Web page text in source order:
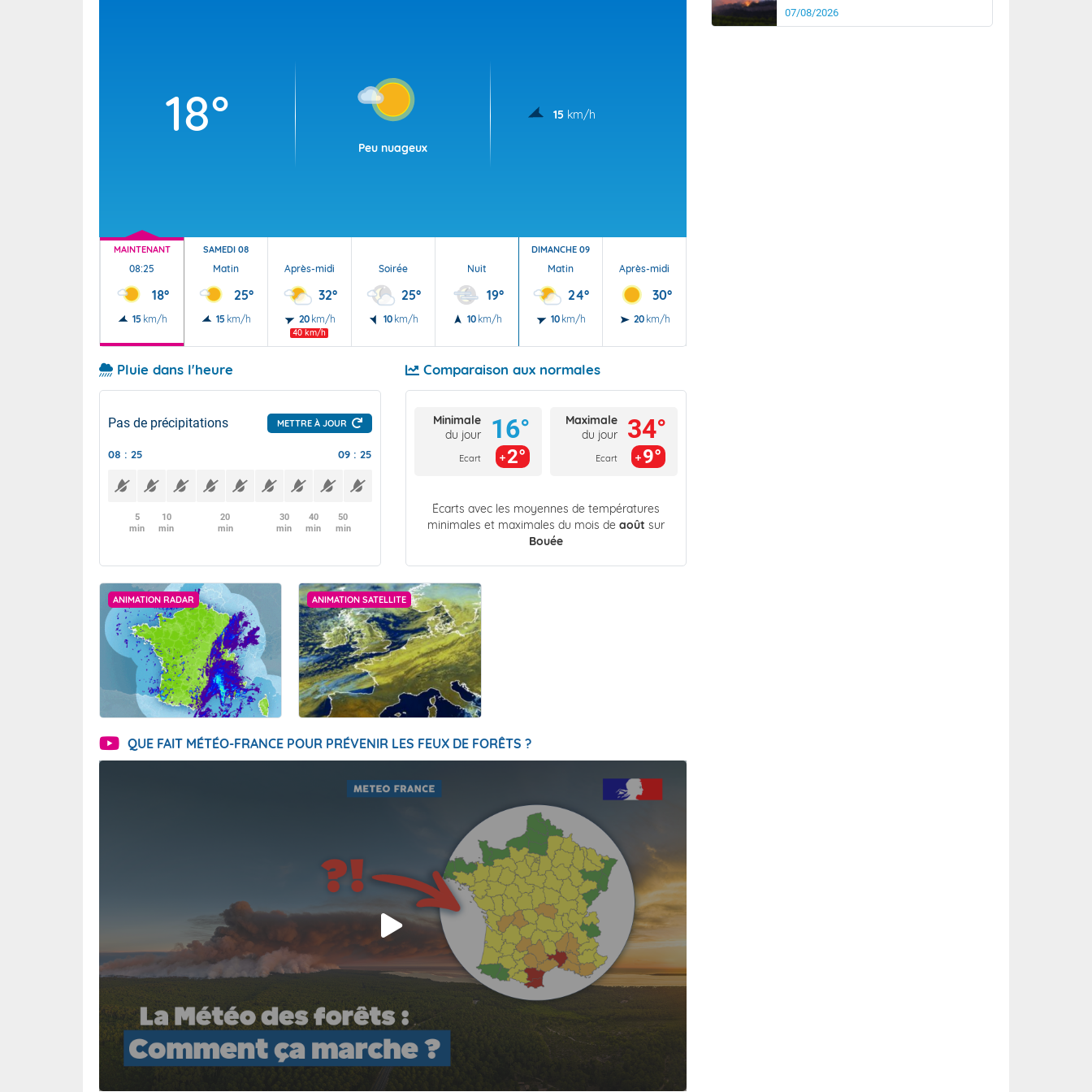
18°
Peu nuageux
15 km/h
MAINTENANT
08:25
18°
15 km/h
SAMEDI 08
Matin
25°
15 km/h
Après-midi
32°
20 km/h
40 km/h
Soirée
25°
10 km/h
Nuit
19°
10 km/h
DIMANCHE 09
Matin
24°
10 km/h
Après-midi
30°
20 km/h
Pluie dans l'heure
Pas de précipitations METTRE À JOUR
08 : 25 09 : 25
5
min
10
min
20
min
30
min
40
min
50
min
Comparaison aux normales
Minimale
du jour
Ecart
16°
2°
Maximale
du jour
Ecart
34°
9°
Écarts avec les moyennes de températures
minimales et maximales du mois de août sur
Bouée
ANIMATION RADAR ANIMATION SATELLITE
QUE FAIT MÉTÉO-FRANCE POUR PRÉVENIR LES FEUX DE FORÊTS ?
07/08/2026